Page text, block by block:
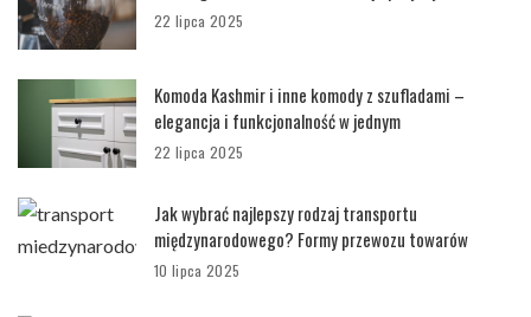
22 lipca 2025
Komoda Kashmir i inne komody z szufladami –
elegancja i funkcjonalność w jednym
22 lipca 2025
Jak wybrać najlepszy rodzaj transportu
międzynarodowego? Formy przewozu towarów
10 lipca 2025